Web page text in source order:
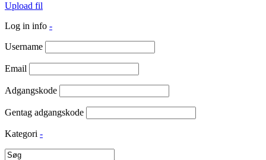
Upload fil
Log in info -
Username
Email
Adgangskode
Gentag adgangskode
Kategori -